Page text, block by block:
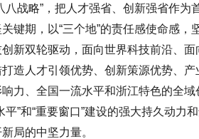
战略”，把人才强省、创新强省作为
键期，以“三个地”的责任感使命感，
新双轮驱动，面向世界科技前沿、面
造人才引领优势、创新策源优势、产
力、全国一流水平和浙江特色的全域
”和“重要窗口”建设的强大持久动力和
局的中坚力量。